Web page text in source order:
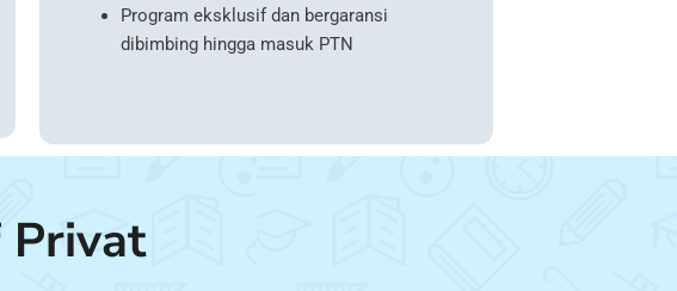
Program eksklusif dan bergaransi
dibimbing hingga masuk PTN
Privat